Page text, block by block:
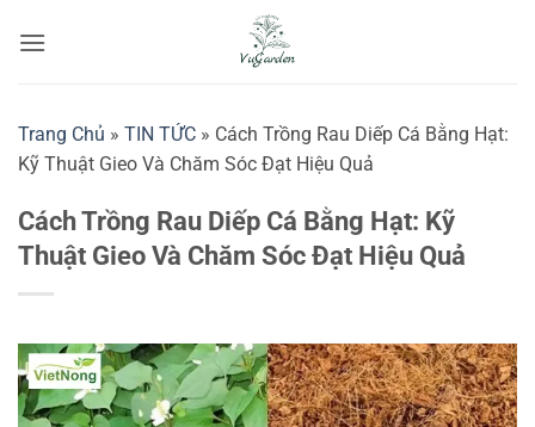
qua
Trang Chủ » TIN TỨC » Cách Trồng Rau Diếp Cá Bằng Hạt:
Kỹ Thuật Gieo Và Chăm Sóc Đạt Hiệu Quả
Cách Trồng Rau Diếp Cá Bằng Hạt: Kỹ
Thuật Gieo Và Chăm Sóc Đạt Hiệu Quả